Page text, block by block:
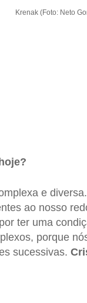
Krenak (Foto: Neto
e
ao nosso
ter uma
porque
sucessivas.